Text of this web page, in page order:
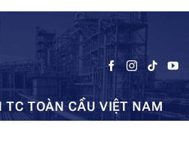
TC TOÀN CẦU VIỆT NAM